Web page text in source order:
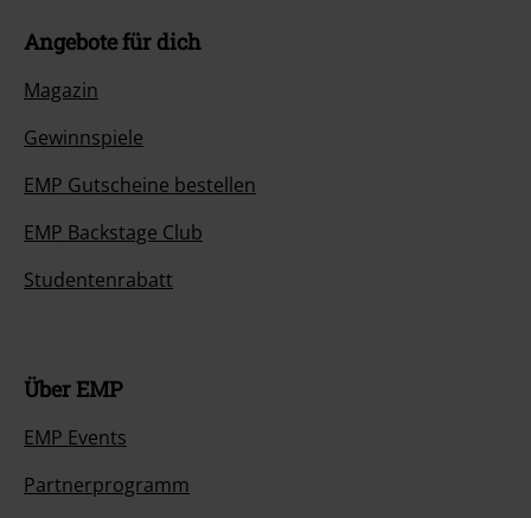
Angebote für dich
Magazin
Gewinnspiele
EMP Gutscheine bestellen
EMP Backstage Club
Studentenrabatt
Über EMP
EMP Events
Partnerprogramm